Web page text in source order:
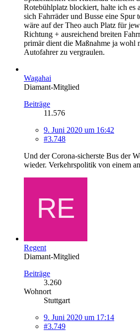
Rotebühlplatz blockiert, halte ich es
sich Fahrräder und Busse eine Spur
wäre auf der Theo auch Platz für
Richtung + ausreichend breiten
primär dient die Maßnahme ja wohl
Autofahrer zu vergraulen.
Wagahai
Diamant-Mitglied
Beiträge
11.576
9. Juni 2020 um 16:42
#3.748
Und der Corona-sicherste Bus der
wieder. Verkehrspolitik von einem
Regent
Diamant-Mitglied
Beiträge
3.260
Wohnort
Stuttgart
9. Juni 2020 um 17:14
#3.749